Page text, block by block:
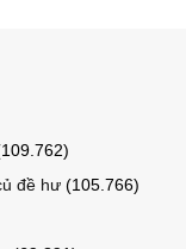
đề hư (105.766)